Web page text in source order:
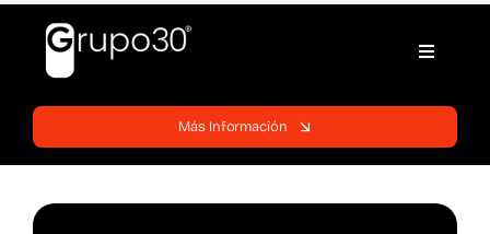
content
Toggle
Inicio
Más Información